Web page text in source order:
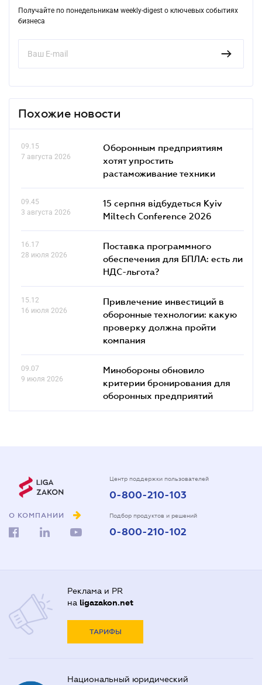
Получайте по понедельникам weekly-digest о ключевых событиях
бизнеса
Похожие новости
09.15
7 августа 2026
Оборонным предприятиям
хотят упростить
растаможивание техники
09.45
3 августа 2026
15 серпня відбудеться Kyiv
Miltech Conference 2026
16.17
28 июля 2026
Поставка программного
обеспечения для БПЛА: есть ли
НДС-льгота?
15.12
16 июля 2026
Привлечение инвестиций в
оборонные технологии: какую
проверку должна пройти
компания
09.07
9 июля 2026
Минобороны обновило
критерии бронирования для
оборонных предприятий
О КОМПАНИИ
Центр поддержки пользователей
0-800-210-103
Подбор продуктов и решений
0-800-210-102
Реклама и PR
на ligazakon.net
ТАРИФЫ
Национальный юридический